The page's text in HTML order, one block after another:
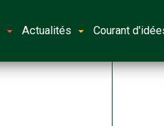
Actualités Courant